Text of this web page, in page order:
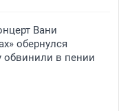
Вани
обернулся
обвинили в пении